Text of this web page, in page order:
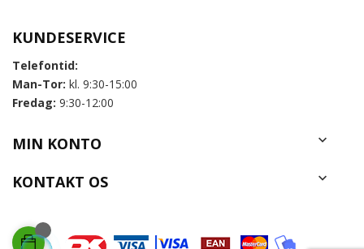
KUNDESERVICE
Telefontid:
Man-Tor: kl. 9:30-15:00
Fredag: 9:30-12:00
MIN KONTO 
KONTAKT OS 